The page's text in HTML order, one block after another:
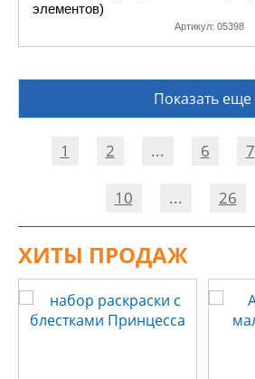
элементов)
Артикул: 05398
Показать еще
1 2 ... 6 7
10 ... 26
ХИТЫ ПРОДАЖ